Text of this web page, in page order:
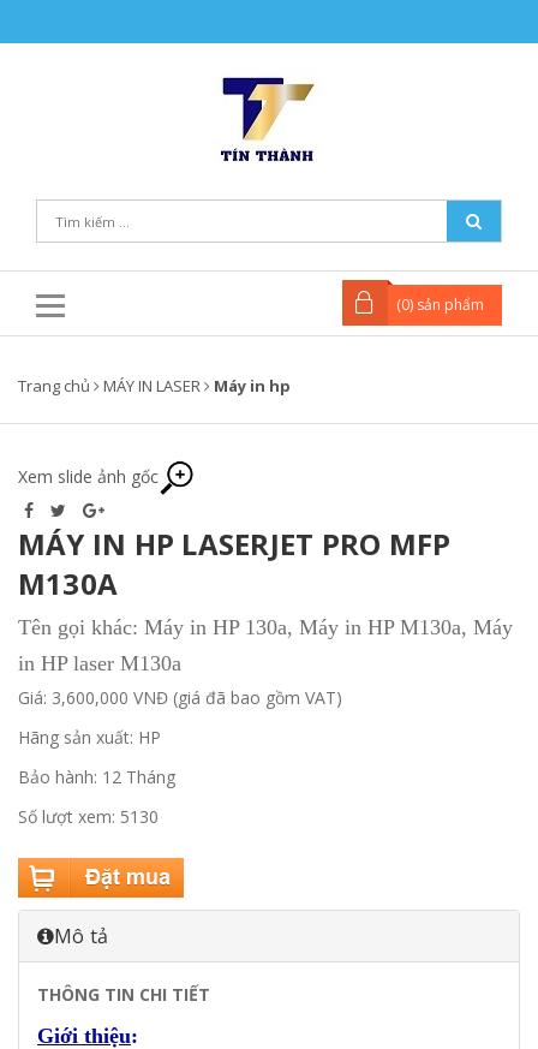
(0) sản phẩm
Trang chủ MÁY IN LASER Máy in hp
Xem slide ảnh gốc
MÁY IN HP LASERJET PRO MFP
M130A
Tên gọi khác: Máy in HP 130a, Máy in HP M130a, Máy
in HP laser M130a
Giá: 3,600,000 VNĐ (giá đã bao gồm VAT)
Hãng sản xuất: HP
Bảo hành: 12 Tháng
Số lượt xem: 5130
Mô tả
THÔNG TIN CHI TIẾT
Giới thiệu: